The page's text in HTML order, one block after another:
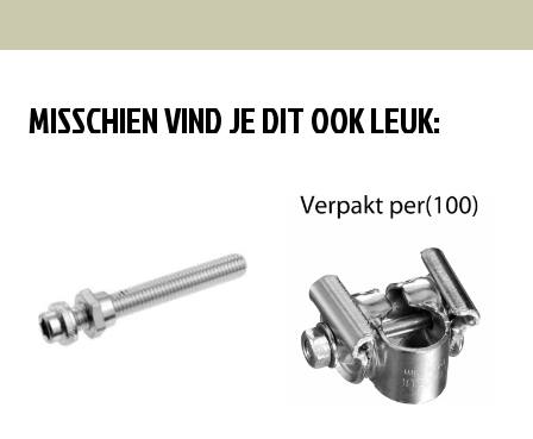
MISSCHIEN VIND JE DIT OOK LEUK: